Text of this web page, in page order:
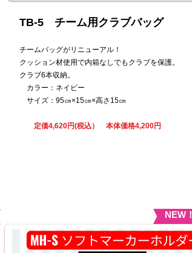
TB-5 チーム用クラブバッグ
チームバッグがリニューアル！
クッション材使用で内箱なしでもクラブを保護。
​クラブ6本収納。
カラー：ネイビー
サイズ：95㎝×15㎝×高さ15㎝
定価4,620円(税込） 本体価格4,200円
NEW！